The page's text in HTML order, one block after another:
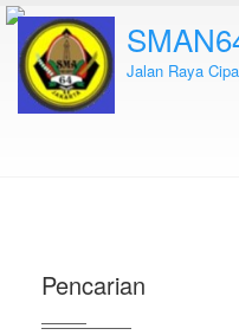
Jalan Raya
Pencarian